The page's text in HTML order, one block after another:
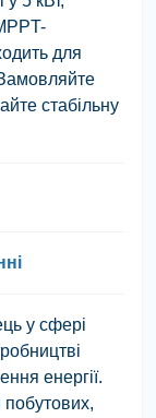
для
Замовляйте
стабільну
у сфері
енергії.